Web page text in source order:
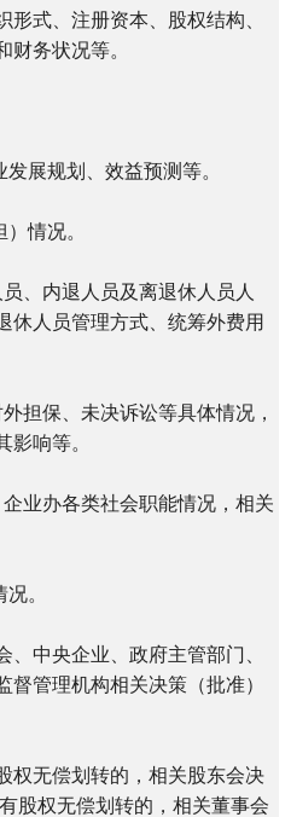
式、注册资本、股权结构、
财务状况等。
展规划、效益预测等。
情况。
内退人员及离退休人员人
休人员管理方式、统筹外费用
保、未决诉讼等具体情况，
影响等。
办各类社会职能情况，相关
。
中央企业、政府主管部门、
管理机构相关决策（批准）
无偿划转的，相关股东会决
股权无偿划转的，相关董事会